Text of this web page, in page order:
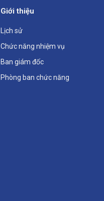
Giới thiệu
Lịch sử
Chức năng nhiệm vụ
Ban giám đốc
Phòng ban chức năng